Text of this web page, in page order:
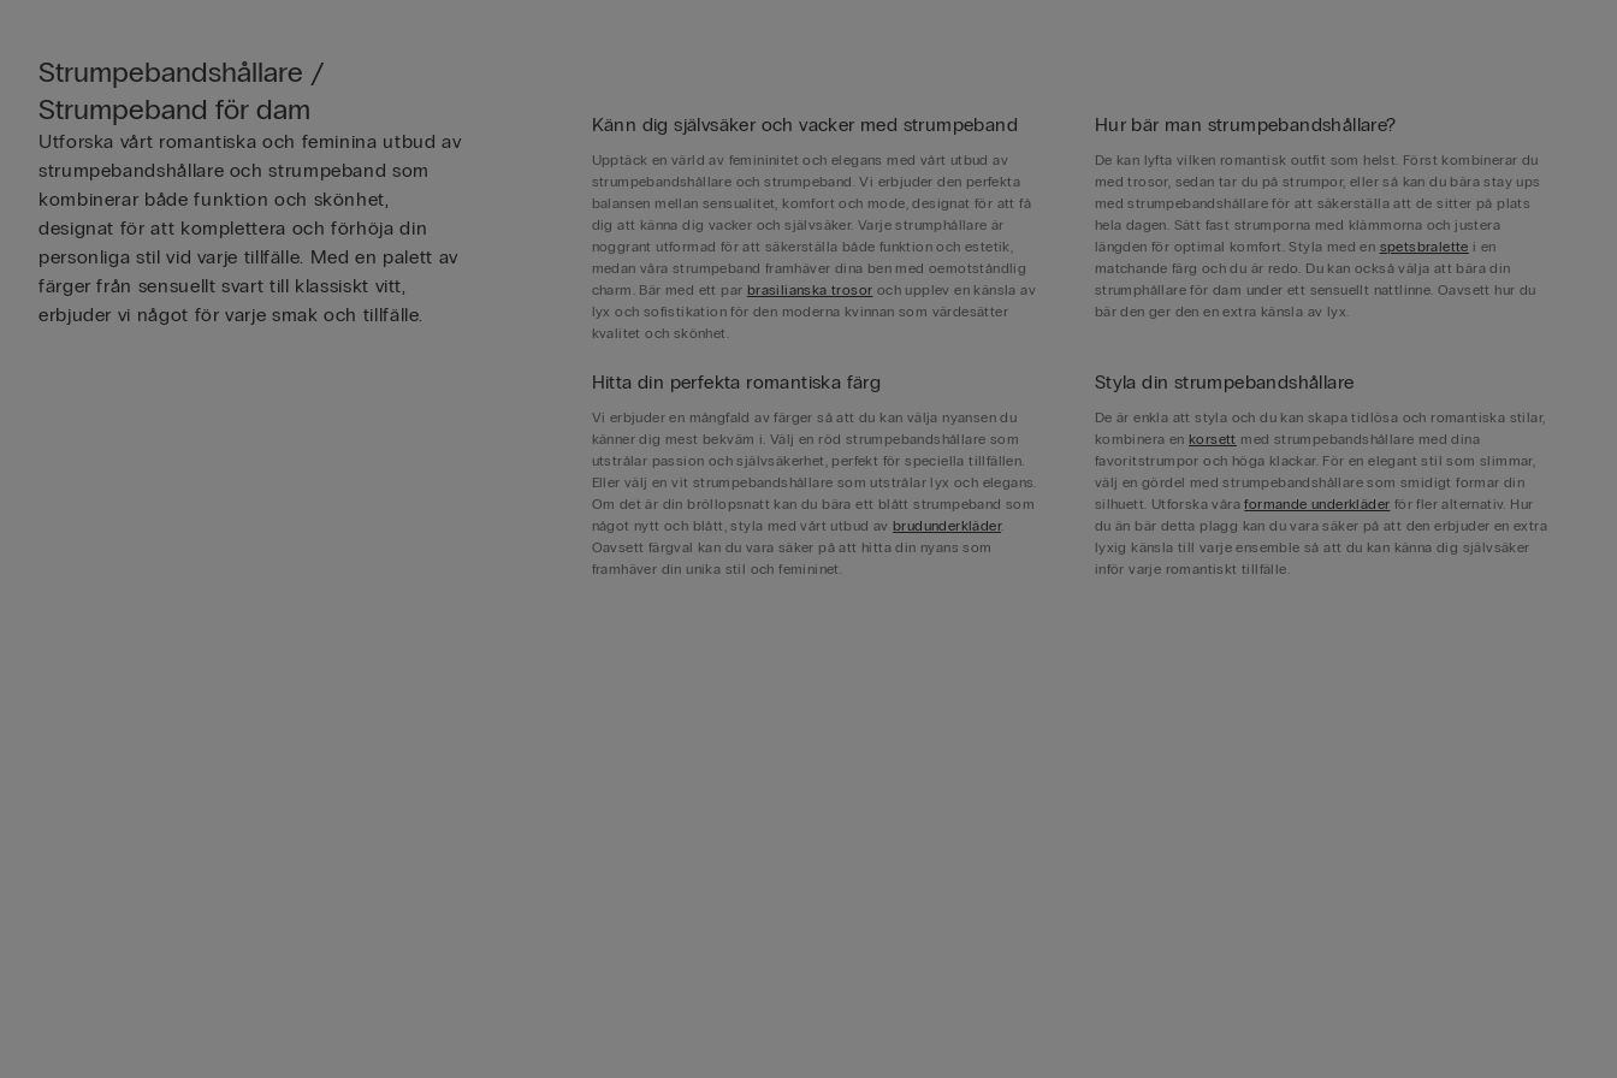
Strumpebandshållare /
Strumpeband för dam
Utforska vårt romantiska och feminina utbud av
strumpebandshållare och strumpeband som
kombinerar både funktion och skönhet,
designat för att komplettera och förhöja din
personliga stil vid varje tillfälle. Med en palett av
färger från sensuellt svart till klassiskt vitt,
erbjuder vi något för varje smak och tillfälle.
Känn dig självsäker och vacker med strumpeband
Upptäck en värld av femininitet och elegans med vårt utbud av
strumpebandshållare och strumpeband. Vi erbjuder den perfekta
balansen mellan sensualitet, komfort och mode, designat för att få
dig att känna dig vacker och självsäker. Varje strumphållare är
noggrant utformad för att säkerställa både funktion och estetik,
medan våra strumpeband framhäver dina ben med oemotståndlig
charm. Bär med ett par brasilianska trosor och upplev en känsla av
lyx och sofistikation för den moderna kvinnan som värdesätter
kvalitet och skönhet.
Hur bär man strumpebandshållare?
De kan lyfta vilken romantisk outfit som helst. Först kombinerar du
med trosor, sedan tar du på strumpor, eller så kan du bära stay ups
med strumpebandshållare för att säkerställa att de sitter på plats
hela dagen. Sätt fast strumporna med klämmorna och justera
längden för optimal komfort. Styla med en spetsbralette i en
matchande färg och du är redo. Du kan också välja att bära din
strumphållare för dam under ett sensuellt nattlinne. Oavsett hur du
bär den ger den en extra känsla av lyx.
Hitta din perfekta romantiska färg
Vi erbjuder en mångfald av färger så att du kan välja nyansen du
känner dig mest bekväm i. Välj en röd strumpebandshållare som
utstrålar passion och självsäkerhet, perfekt för speciella tillfällen.
Eller välj en vit strumpebandshållare som utstrålar lyx och elegans.
Om det är din bröllopsnatt kan du bära ett blått strumpeband som
något nytt och blått, styla med vårt utbud avbrudunderkläder.
Oavsett färgval kan du vara säker på att hitta din nyans som
framhäver din unika stil och femininet.
Styla din strumpebandshållare
De är enkla att styla och du kan skapa tidlösa och romantiska stilar,
kombinera enkorsett med strumpebandshållare med dina
favoritstrumpor och höga klackar. För en elegant stil som slimmar,
välj en gördel med strumpebandshållare som smidigt formar din
silhuett. Utforska våraformande underkläder för fler alternativ. Hur
du än bär detta plagg kan du vara säker på att den erbjuder en extra
lyxig känsla till varje ensemble så att du kan känna dig självsäker
inför varje romantiskt tillfälle.